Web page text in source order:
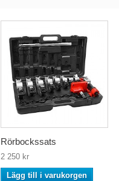
Rörbockssats
2 250 kr
Lägg till i varukorgen